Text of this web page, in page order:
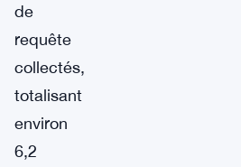
de
requête
collectés,
totalisant
environ
6,2